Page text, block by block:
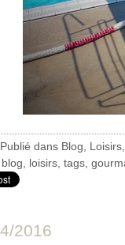
dans Blog Loisirs
blog loisirs tags
2016